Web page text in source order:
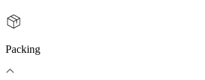
Packing